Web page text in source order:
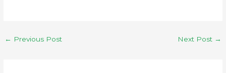
← Previous Post Next Post →